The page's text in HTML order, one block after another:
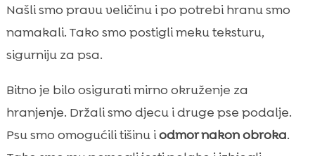
Našli smo pravu veličinu i po potrebi hranu smo
namakali. Tako smo postigli meku teksturu,
sigurniju za psa.
Bitno je bilo osigurati mirno okruženje za
hranjenje. Držali smo djecu i druge pse podalje.
Psu smo omogućili tišinu iodmor nakon obroka.